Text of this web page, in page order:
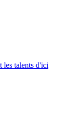
les talents d'ici